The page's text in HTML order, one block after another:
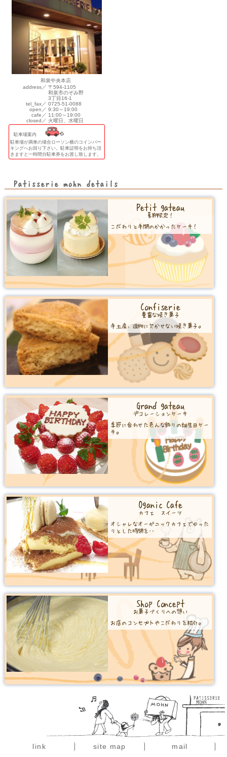
和泉中央本店
address／ 〒594-1105
和泉市のぞみ野
3丁目16-1
tel_fax／ 0725-51-0088
open／ 9:30～19:00
cafe／ 11:00～19:00
closed／ 火曜日、水曜日
駐車場案内
駐車場が満車の場合ローソン横のコインパー
キングへお回り下さい。駐車証明をお持ち頂
きますと一時間分駐車券をお渡し致します。
Patisserie mohn details
Petit gateau
夏期限定！
こだわりと手間のかかったケーキ！
Confiserie
豊富な焼き菓子
手土産、進物に欠かせない焼き菓子。
Grand gateau
デコレーションケーキ
季節に合わせた色んな飾りの誕生日ケー
キ。
Oganic Cafe
カフェ スイーツ
オシャレなオーガニックカフェでゆった
りとした時間を‥
Shop Concept
お菓子づくりへの想い
お店のコンセプトやこだわりを紹介。
link site map mail